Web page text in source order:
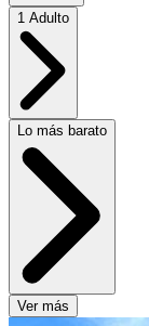
1 Adulto
Lo más barato
Ver más